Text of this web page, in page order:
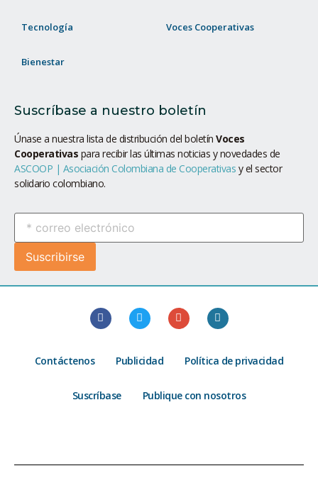
Tecnología
Bienestar
Voces Cooperativas
Suscríbase a nuestro boletín
Únase a nuestra lista de distribución del boletín Voces
Cooperativas para recibir las últimas noticias y novedades de
ASCOOP | Asociación Colombiana de Cooperativas y el sector
solidario colombiano.
Contáctenos Publicidad Política de privacidad
Suscríbase Publique con nosotros